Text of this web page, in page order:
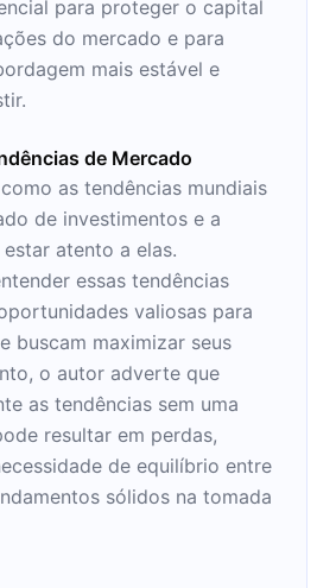
para proteger o capital
do mercado e para
mais estável e
de Mercado
as tendências mundiais
de investimentos e a
atento a elas.
essas tendências
valiosas para
buscam maximizar seus
o autor adverte que
as tendências sem uma
resultar em perdas,
de equilíbrio entre
sólidos na tomada